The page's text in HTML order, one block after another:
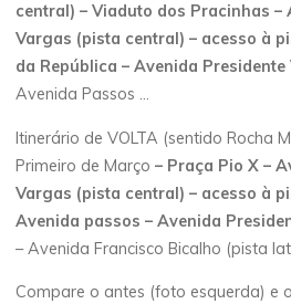
central) – Viaduto dos Pracinhas –
Vargas (pista central) – acesso à
da República – Avenida
Avenida Passos …
Itinerário de VOLTA (sentido Rocha
Primeiro de Março– Praça Pio X –
Vargas (pista central) – acesso à
Avenida passos – Avenida
– Avenida Francisco Bicalho (pista
Compare o antes (foto esquerda) e